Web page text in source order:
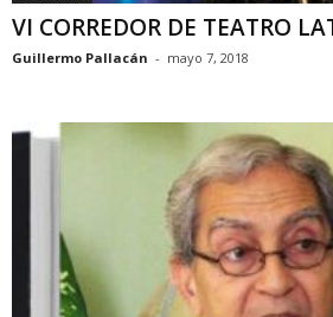
VI CORREDOR DE TEATRO
Guillermo Pallacán - mayo 7, 2018